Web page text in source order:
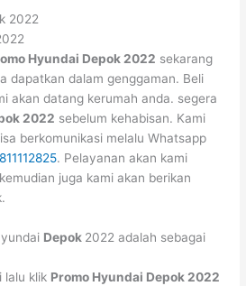
Hyundai Depok 2022 sekarang
dapatkan dalam genggaman. Beli
akan datang kerumah anda. segera
2022 sebelum kehabisan. Kami
berkomunikasi melalu Whatsapp
. Pelayanan akan kami
juga kami akan berikan
Depok 2022 adalah sebagai
lalu klik Promo Hyundai Depok 2022